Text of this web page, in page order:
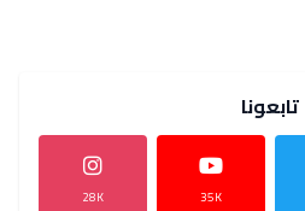
تابعونا
35K
28K